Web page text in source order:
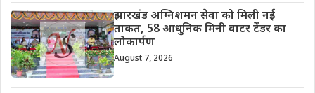
झारखंड अग्निशमन सेवा को मिली नई
ताकत, 58 आधुनिक मिनी वाटर टेंडर का
लोकार्पण
August 7, 2026